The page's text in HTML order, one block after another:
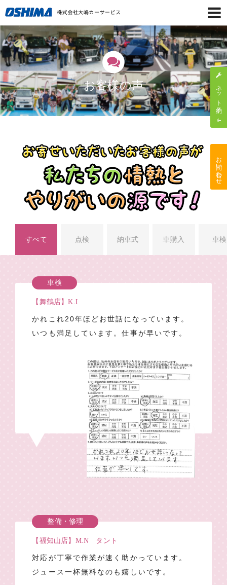
お客様の声
すべて 点検 納車式 車購入 車検
車検
【舞鶴店】K.I
かれこれ20年ほどお世話になっています。
いつも満足しています。仕事が早いです。
整備・修理
【福知山店】M.N タント
対応が丁寧で作業が速く助かっています。
ジュース一杯無料なのも嬉しいです。
ネット予約
お問い合わせ